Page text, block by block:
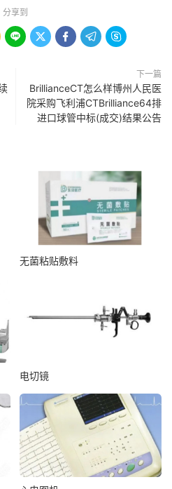
分享到
    
下一篇
BrillianceCT怎么样博州人民医
院采购飞利浦CTBrilliance64排
进口球管中标(成交)结果公告
无菌粘贴敷料
电切镜